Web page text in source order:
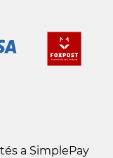
a SimplePay